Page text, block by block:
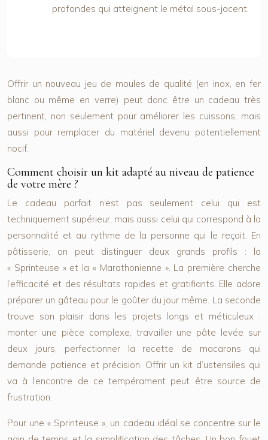
profondes qui atteignent le métal sous-jacent.
Offrir un nouveau jeu de moules de qualité (en inox, en fer
blanc ou même en verre) peut donc être un cadeau très
pertinent, non seulement pour améliorer les cuissons, mais
aussi pour remplacer du matériel devenu potentiellement
nocif.
Comment choisir un kit adapté au niveau de patience
de votre mère ?
Le cadeau parfait n’est pas seulement celui qui est
techniquement supérieur, mais aussi celui qui correspond à la
personnalité et au rythme de la personne qui le reçoit. En
pâtisserie, on peut distinguer deux grands profils : la
« Sprinteuse » et la « Marathonienne ». La première cherche
l’efficacité et des résultats rapides et gratifiants. Elle adore
préparer un gâteau pour le goûter du jour même. La seconde
trouve son plaisir dans les projets longs et méticuleux :
monter une pièce complexe, travailler une pâte levée sur
deux jours, perfectionner la recette de macarons qui
demande patience et précision. Offrir un kit d’ustensiles qui
va à l’encontre de ce tempérament peut être source de
frustration.
Pour une « Sprinteuse », un cadeau idéal se concentre sur le